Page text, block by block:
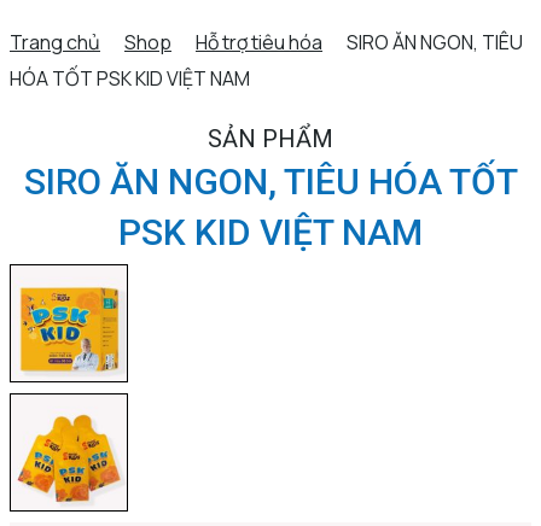
Trang chủ Shop Hỗ trợ tiêu hóa
SIRO ĂN NGON, TIÊU
HÓA TỐT PSK KID VIỆT NAM
SẢN PHẨM
SIRO ĂN NGON, TIÊU HÓA TỐT
PSK KID VIỆT NAM